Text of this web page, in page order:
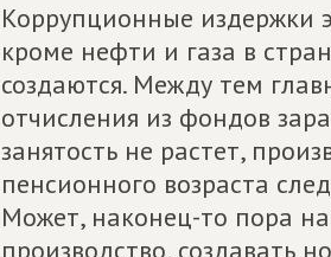
Коррупционные издержки
кроме нефти и газа в
создаются. Между тем
отчисления из фондов
занятость не растет,
пенсионного возраста
Может, наконец-то пора
производство, создавать